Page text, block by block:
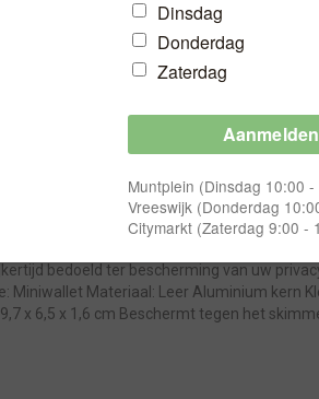
Miniwallet is het gelukt om
met een handig kliksysteem zijn ze weer
deze gemakkelijk in uw broekzak,
bedoeld ter bescherming van uw
Miniwallet Materiaal: Leer Aluminium kern
x 6,5 x 1,6 cm Beschermt tegen het